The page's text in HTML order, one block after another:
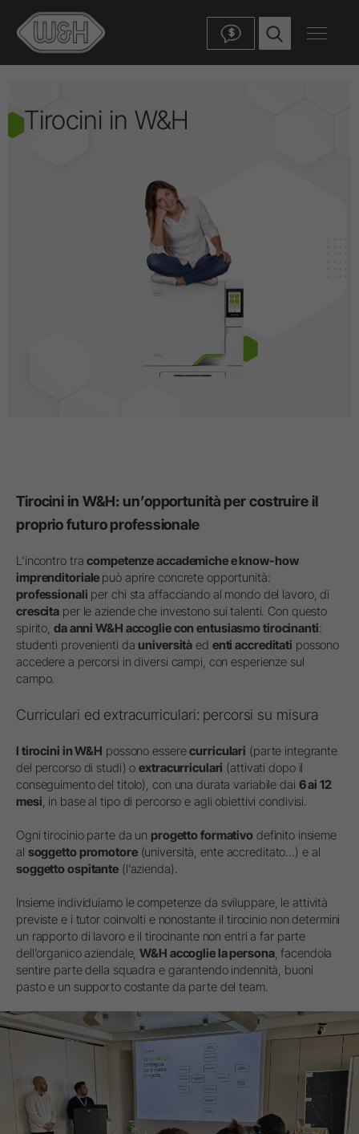
$
Tirocini in W&H
Tirocini in W&H: un’opportunità per costruire il
proprio futuro professionale
L’incontro tracompetenze accademiche e know-how
imprenditoriale può aprire concrete opportunità:
professionali per chi sta affacciando al mondo del lavoro, di
crescita per le aziende che investono sui talenti. Con questo
spirito, da anni W&H accoglie con entusiasmo tirocinanti:
studenti provenienti dauniversità ed enti accreditati possono
accedere a percorsi in diversi campi, con esperienze sul
campo.
Curriculari ed extracurriculari: percorsi su misura
I tirocini in W&H possono esserecurriculari (parte integrante
del percorso di studi) oextracurriculari (attivati dopo il
conseguimento del titolo), con una durata variabile dai 6 ai 12
mesi, in base al tipo di percorso e agli obiettivi condivisi.
Ogni tirocinio parte da un progetto formativodefinito insieme
al soggetto promotore(università, ente accreditato…) e al
soggetto ospitante(l’azienda).
Insieme individuiamo le competenze da sviluppare, le attività
previste e i tutor coinvolti e nonostante il tirocinio non determini
un rapporto di lavoro e il tirocinante non entri a far parte
dell’organico aziendale,W&H accoglie la persona, facendola
sentire parte della squadra e garantendo indennità, buoni
pasto e un supporto costante da parte del team.